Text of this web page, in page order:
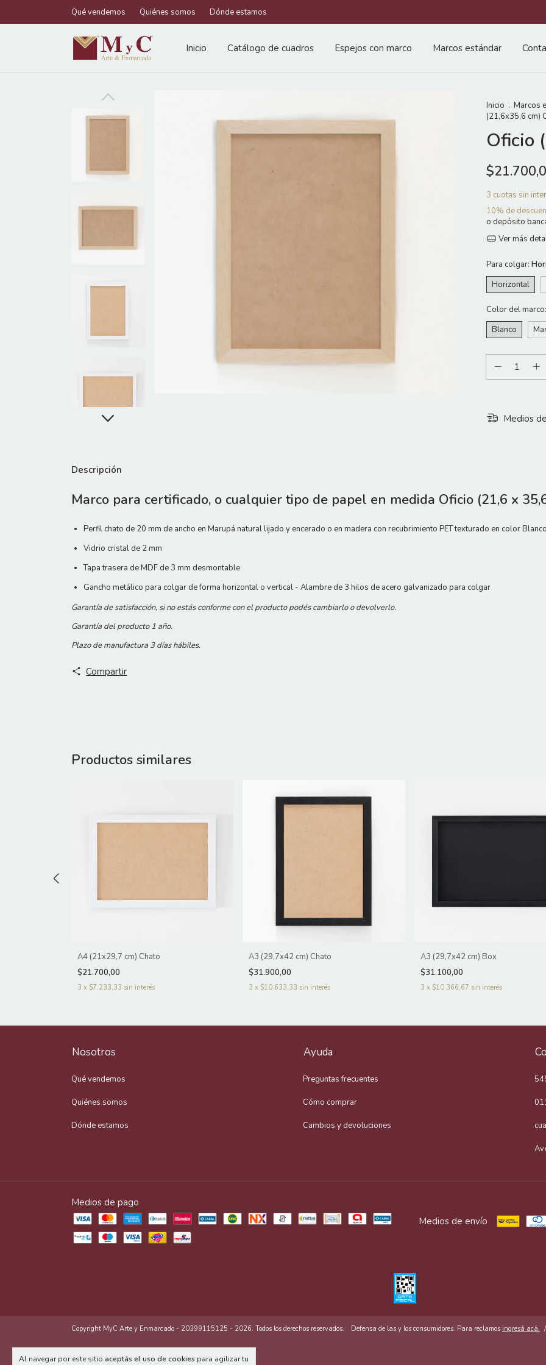
Qué vendemos Quiénes somos Dónde estamos
Inicio Catálogo de cuadros Espejos con marco Marcos estándar
Al navegar por este sitio aceptás el uso de cookies para agilizar tu
Inicio . Marcos
(21,6x35,6 cm)
Oficio
3 cuotas sin
10% de
o depósito
Ver más
Para colgar:
Horizontal
Color del marco:
Blanco
Medios
Descripción
Marco para certificado, o cualquier tipo de papel en medida Oficio (21,6 x
Perfil chato de 20 mm de ancho en Marupá natural lijado y encerado o en madera con recubrimiento PET texturado en color
Vidrio cristal de 2 mm
Tapa trasera de MDF de 3 mm desmontable
Gancho metálico para colgar de forma horizontal o vertical - Alambre de 3 hilos de acero galvanizado para colgar
Garantía de satisfacción, si no estás conforme con el producto podés cambiarlo o devolverlo.
Garantía del producto 1 año.
Plazo de manufactura 3 días hábiles.
Compartir
Productos similares
A4 (21x29,7 cm) Chato
$21.700,00
3 x $7.233,33 sin interés
A3 (29,7x42 cm) Chato
$31.900,00
3 x$10.633,33 sin interés
A3 (29,7x42 cm) Box
$31.100,00
3 x $10.366,67 sin interés
Nosotros
Qué vendemos
Quiénes somos
Dónde estamos
Ayuda
Preguntas frecuentes
Cómo comprar
Cambios y devoluciones
Medios de pago
Medios de envío
Copyright MyC Arte y Enmarcado - 20399115125 - 2026. Todos los derechos reservados. Defensa de las y los consumidores. Para reclamos ingresá acá. /